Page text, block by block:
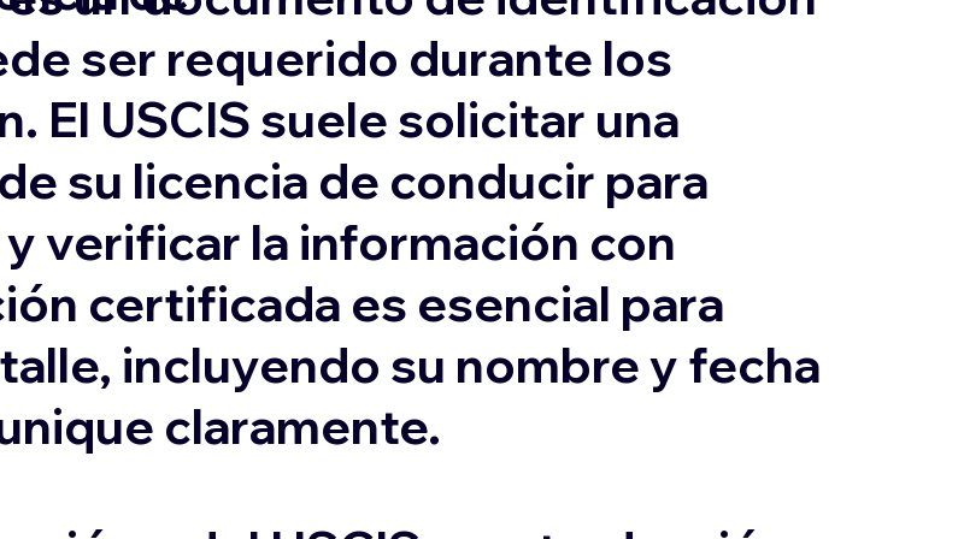
ser requerido durante los
El USCIS suele solicitar una
su licencia de conducir para
verificar la información con
certificada es esencial para
incluyendo su nombre y fecha
claramente.